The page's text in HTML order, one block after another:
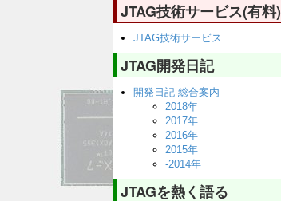
JTAG技術サービス(有料)
JTAG技術サービス
JTAG開発日記
開発日記 総合案内
2018年
2017年
2016年
2015年
-2014年
JTAGを熱く語る